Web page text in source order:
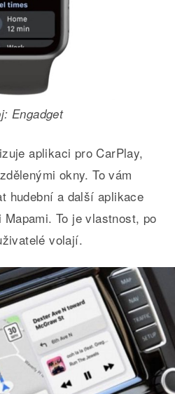
Engadget
aplikaci pro CarPlay,
okny. To vám
hudební a další aplikace
To je vlastnost, po
volají.